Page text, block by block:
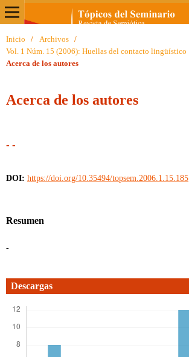
Inicio / Archivos
/
Vol. 1 Núm. 15 (2006): Huellas del contacto lingüístico
Acerca de los autores
Acerca de los autores
- -
DOI: https://doi.org/10.35494/topsem.2006.1.15.185
Resumen
-
Descargas